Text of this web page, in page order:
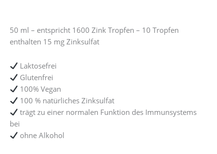
-
50ml
50 ml – entspricht 1600 Zink Tropfen – 10 Tropfen
enthalten 15 mg Zinksulfat
Laktosefrei
Glutenfrei
100% Vegan
100 % natürliches Zinksulfat
trägt zu einer normalen Funktion des Immunsystems
bei
ohne Alkohol